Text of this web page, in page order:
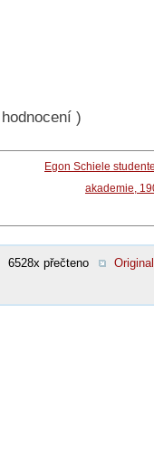
hodnocení )
Egon Schiele
akademie,
6528x přečteno
Original